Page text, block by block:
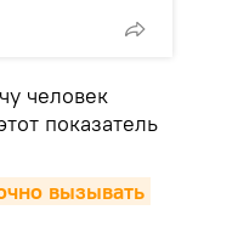
человек
показатель
вызывать